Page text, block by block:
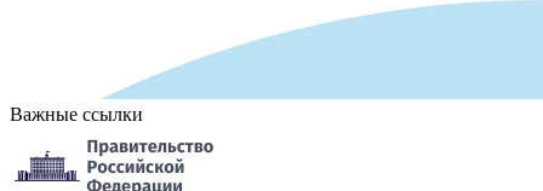
Важные ссылки